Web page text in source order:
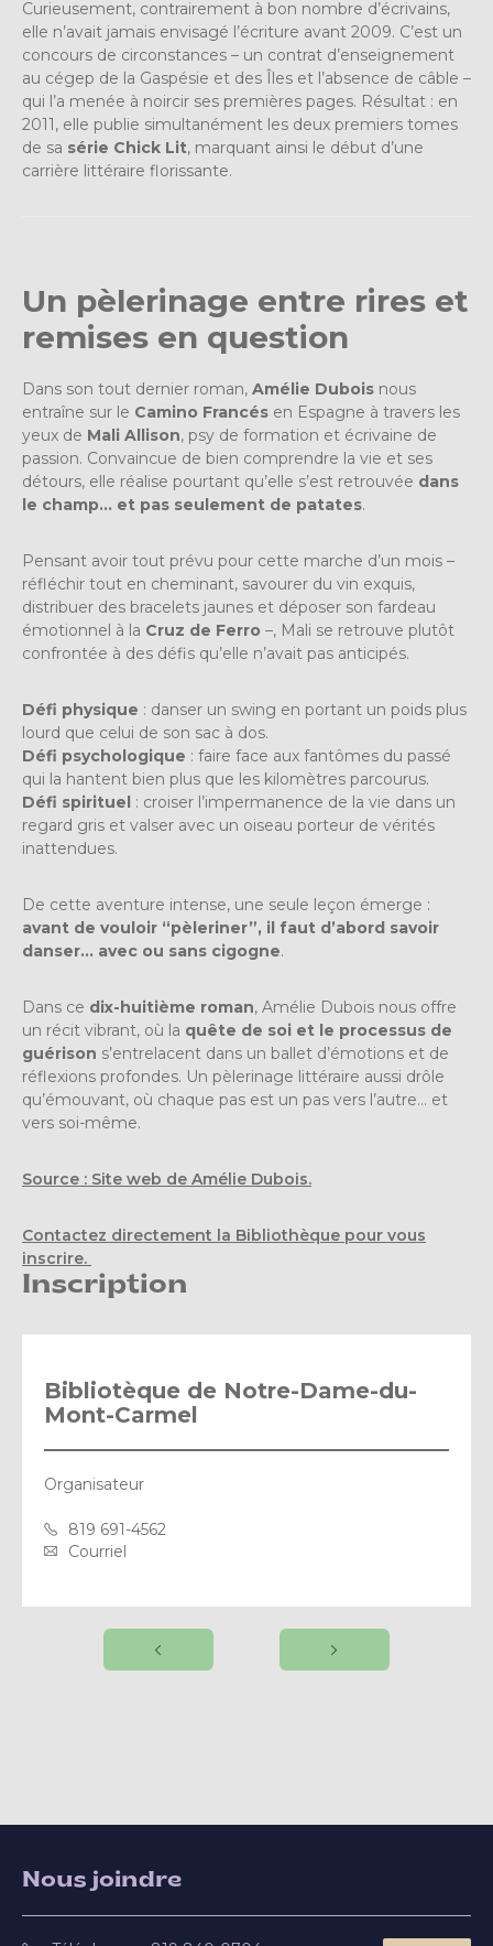
Curieusement, contrairement à bon nombre d’écrivains,
elle n’avait jamais envisagé l’écriture avant 2009. C’est un
concours de circonstances – un contrat d’enseignement
au cégep de la Gaspésie et des Îles et l’absence de câble –
qui l’a menée à noircir ses premières pages. Résultat : en
2011, elle publie simultanément les deux premiers tomes
de sa série Chick Lit, marquant ainsi le début d’une
carrière littéraire florissante.
Un pèlerinage entre rires et
remises en question
Dans son tout dernier roman, Amélie Dubois nous
entraîne sur le Camino Francés en Espagne à travers les
yeux de Mali Allison, psy de formation et écrivaine de
passion. Convaincue de bien comprendre la vie et ses
détours, elle réalise pourtant qu’elle s’est retrouvée dans
le champ… et pas seulement de patates.
Pensant avoir tout prévu pour cette marche d’un mois –
réfléchir tout en cheminant, savourer du vin exquis,
distribuer des bracelets jaunes et déposer son fardeau
émotionnel à la Cruz de Ferro –, Mali se retrouve plutôt
confrontée à des défis qu’elle n’avait pas anticipés.
Défi physique : danser un swing en portant un poids plus
lourd que celui de son sac à dos.
Défi psychologique : faire face aux fantômes du passé
qui la hantent bien plus que les kilomètres parcourus.
Défi spirituel : croiser l’impermanence de la vie dans un
regard gris et valser avec un oiseau porteur de vérités
inattendues.
De cette aventure intense, une seule leçon émerge :
avant de vouloir “pèleriner”, il faut d’abord savoir
danser… avec ou sans cigogne.
Dans ce dix-huitième roman, Amélie Dubois nous offre
un récit vibrant, où la quête de soi et le processus de
guérison s’entrelacent dans un ballet d’émotions et de
réflexions profondes. Un pèlerinage littéraire aussi drôle
qu’émouvant, où chaque pas est un pas vers l’autre… et
vers soi-même.
Source : Site web de Amélie Dubois.
Contactez directement la Bibliothèque pour vous
inscrire.
Inscription
Bibliotèque de Notre-Dame-du-
Mont-Carmel
Organisateur
819 691-4562
Courriel
Nous joindre